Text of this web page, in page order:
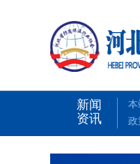
新闻
资讯
本
政